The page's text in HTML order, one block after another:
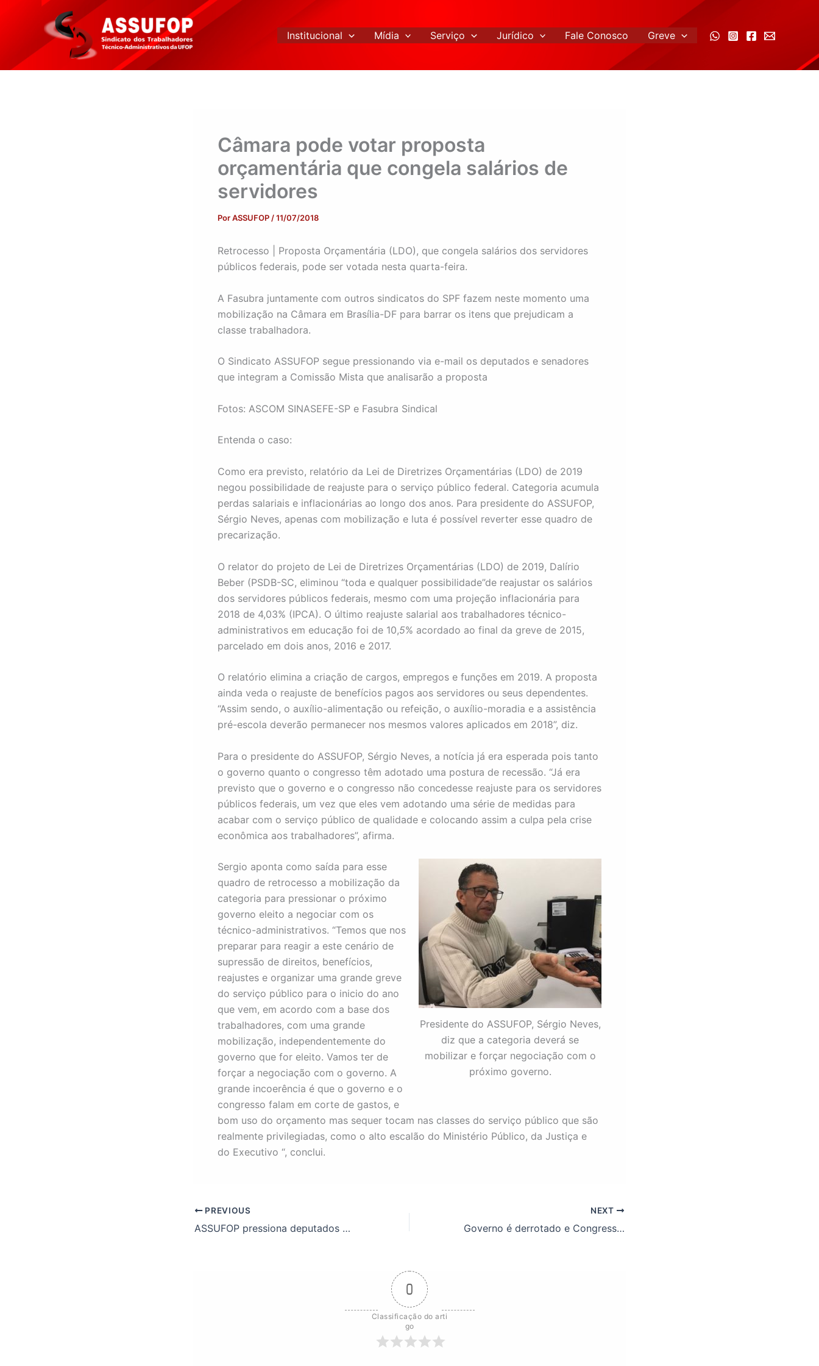
conteúdo
Institucional Mídia Serviço Jurídico Fale Conosco Greve
Câmara pode votar proposta
orçamentária que congela salários de
servidores
PorASSUFOP /11/07/2018
Retrocesso | Proposta Orçamentária (LDO), que congela salários dos servidores
públicos federais, pode ser votada nesta quarta-feira.
A Fasubra juntamente com outros sindicatos do SPF fazem neste momento uma
mobilização na Câmara em Brasília-DF para barrar os itens que prejudicam a
classe trabalhadora.
O Sindicato ASSUFOP segue pressionando via e-mail os deputados e senadores
que integram a Comissão Mista que analisarão a proposta
Fotos: ASCOM SINASEFE-SP e Fasubra Sindical
Entenda o caso:
Como era previsto, relatório da Lei de Diretrizes Orçamentárias (LDO) de 2019
negou possibilidade de reajuste para o serviço público federal. Categoria acumula
perdas salariais e inflacionárias ao longo dos anos. Para presidente do ASSUFOP,
Sérgio Neves, apenas com mobilização e luta é possível reverter esse quadro de
precarização.
O relator do projeto de Lei de Diretrizes Orçamentárias (LDO) de 2019, Dalírio
Beber (PSDB-SC, eliminou “toda e qualquer possibilidade”de reajustar os salários
dos servidores públicos federais, mesmo com uma projeção inflacionária para
2018 de 4,03% (IPCA). O último reajuste salarial aos trabalhadores técnico-
administrativos em educação foi de 10,5% acordado ao final da greve de 2015,
parcelado em dois anos, 2016 e 2017.
O relatório elimina a criação de cargos, empregos e funções em 2019. A proposta
ainda veda o reajuste de benefícios pagos aos servidores ou seus dependentes.
“Assim sendo, o auxílio-alimentação ou refeição, o auxílio-moradia e a assistência
pré-escola deverão permanecer nos mesmos valores aplicados em 2018”, diz.
Para o presidente do ASSUFOP, Sérgio Neves, a notícia já era esperada pois tanto
o governo quanto o congresso têm adotado uma postura de recessão. “Já era
previsto que o governo e o congresso não concedesse reajuste para os servidores
públicos federais, um vez que eles vem adotando uma série de medidas para
acabar com o serviço público de qualidade e colocando assim a culpa pela crise
econômica aos trabalhadores”, afirma.
Presidente do ASSUFOP, Sérgio Neves,
diz que a categoria deverá se
mobilizar e forçar negociação com o
próximo governo.
Sergio aponta como saída para esse
quadro de retrocesso a mobilização da
categoria para pressionar o próximo
governo eleito a negociar com os
técnico-administrativos. “Temos que nos
preparar para reagir a este cenário de
supressão de direitos, benefícios,
reajustes e organizar uma grande greve
do serviço público para o inicio do ano
que vem, em acordo com a base dos
trabalhadores, com uma grande
mobilização, independentemente do
governo que for eleito. Vamos ter de
forçar a negociação com o governo. A
grande incoerência é que o governo e o
congresso falam em corte de gastos, e
bom uso do orçamento mas sequer tocam nas classes do serviço público que são
realmente privilegiadas, como o alto escalão do Ministério Público, da Justiça e
do Executivo “, conclui.
PREVIOUS
ASSUFOP pressiona deputados e senadores para rejeitarem proposta de LDO
NEXT
Governo é derrotado e Congresso derruba proibição a reajuste para servidores em 2019
0
Classificação do arti
go